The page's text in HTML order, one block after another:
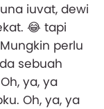
iuvat, dewi
😂 tapi
perlu
sebuah
ya, ya
Oh, ya, ya